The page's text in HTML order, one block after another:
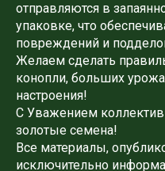
отправляются в
упаковке, что
повреждений и
Желаем сделать
конопли, больших
настроения!
С Уважением коллектив
золотые семена!
Все материалы,
исключительно